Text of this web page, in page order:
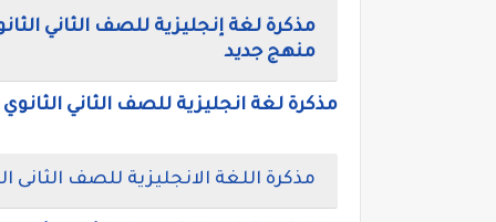
مذكرة لغة إنجليزية للصف الثاني
منهج جديد
مذكرة لغة انجليزية للصف الثاني
مذكرة اللغة الانجليزية للصف الثانى